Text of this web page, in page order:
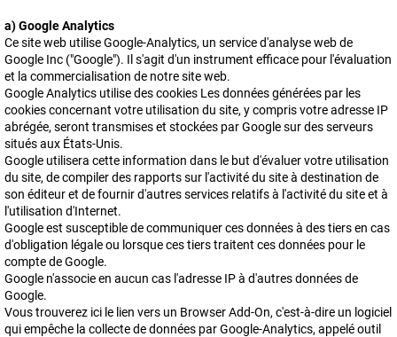
a) Google Analytics
Ce site web utilise Google-Analytics, un service d'analyse web de
Google Inc ("Google"). Il s'agit d'un instrument efficace pour l'évaluation
et la commercialisation de notre site web.
Google Analytics utilise des cookies Les données générées par les
cookies concernant votre utilisation du site, y compris votre adresse IP
abrégée, seront transmises et stockées par Google sur des serveurs
situés aux États-Unis.
Google utilisera cette information dans le but d'évaluer votre utilisation
du site, de compiler des rapports sur l'activité du site à destination de
son éditeur et de fournir d'autres services relatifs à l'activité du site et à
l'utilisation d'Internet.
Google est susceptible de communiquer ces données à des tiers en cas
d'obligation légale ou lorsque ces tiers traitent ces données pour le
compte de Google.
Google n'associe en aucun cas l'adresse IP à d'autres données de
Google.
Vous trouverez ici le lien vers un Browser Add-On, c'est-à-dire un logiciel
qui empêche la collecte de données par Google-Analytics, appelé outil